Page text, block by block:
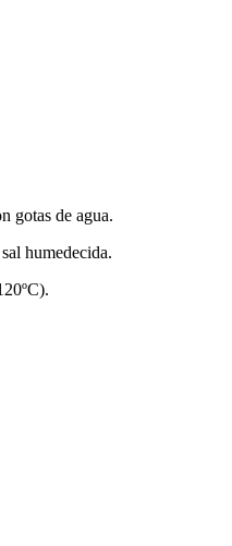
gotas de agua.
humedecida.